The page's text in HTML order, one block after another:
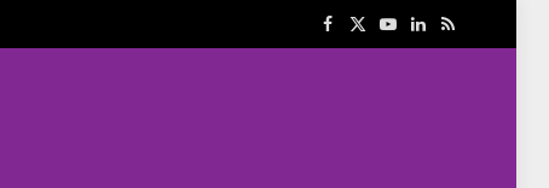
Facebook
X
YouTube
LinkedIn
RSS